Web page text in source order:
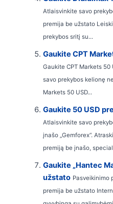
Atlaisvinkite savo
premija be užstato
prekybos sritį su...
Gaukite CPT
Gaukite CPT Markets
savo prekybos kelionę
Markets 50 USD...
Gaukite 50 USD
Atlaisvinkite savo
įnašo „Gemforex“.
premiją be įnašo,
Gaukite „Hantec
užstato Pasveikinimo
premija be užstato